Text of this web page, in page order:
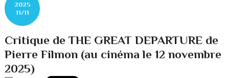
2025
11/11
Critique de THE GREAT DEPARTURE de
Pierre Filmon (au cinéma le 12 novembre
2025)